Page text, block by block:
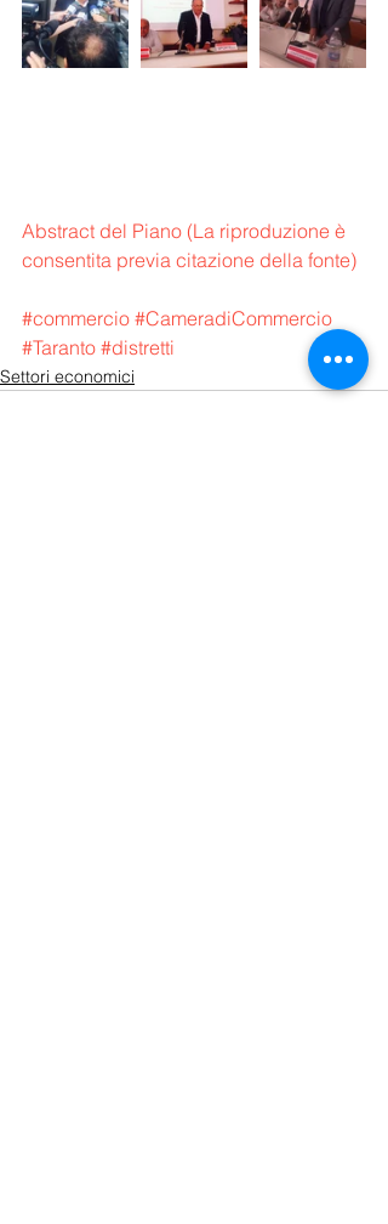
Abstract del Piano (La riproduzione è
consentita previa citazione della fonte)
#commercio #CameradiCommercio
#Taranto #distretti
Settori economici